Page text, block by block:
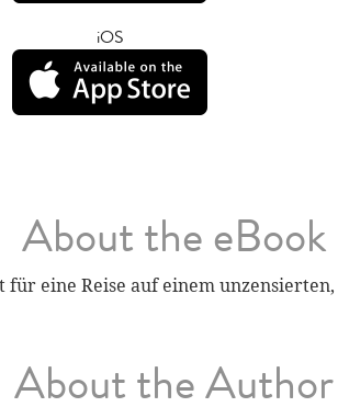
iOS
About the eBook
für eine Reise auf einem
About the Author